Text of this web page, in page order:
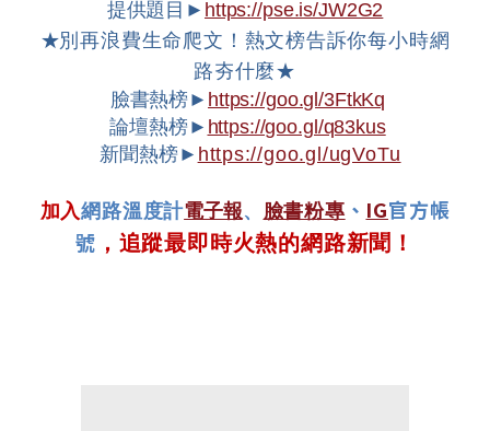
提供題目► https://pse.is/JW2G2
★別再浪費生命爬文！熱文榜告訴你每小時網
路夯什麼★
臉書熱榜► https://goo.gl/3FtkKq
論壇熱榜► https://goo.gl/q83kus
新聞熱榜► https://goo.gl/ugVoTu
加入網路溫度計電子報、 臉書粉專 、 IG官方帳
號 ，追蹤最即時火熱的網路新聞！